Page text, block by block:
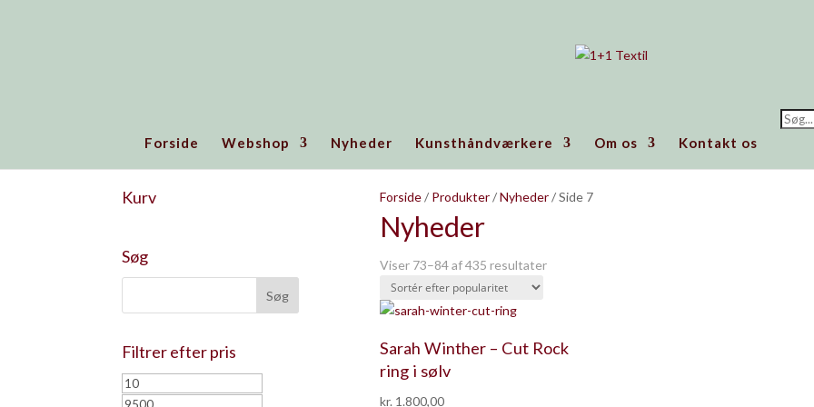
Forside Webshop Nyheder Kunsthåndværkere Om os Kontakt os
Forside/ Produkter/Nyheder/ Side 7
Nyheder
Viser 73–84 af 435 resultaterSorteret
Sarah Winther – Cut Rock
ring i sølv
kr. 1.800,00
Kurv
Søg
Filtrer efter pris
Mindste
pris